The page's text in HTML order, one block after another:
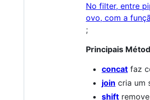
;
Principais
concat faz
join cria um
shift